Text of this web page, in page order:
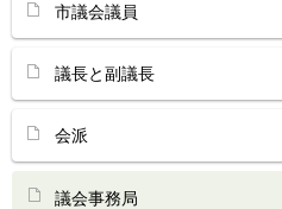
市議会議員
議長と副議長
会派
議会事務局